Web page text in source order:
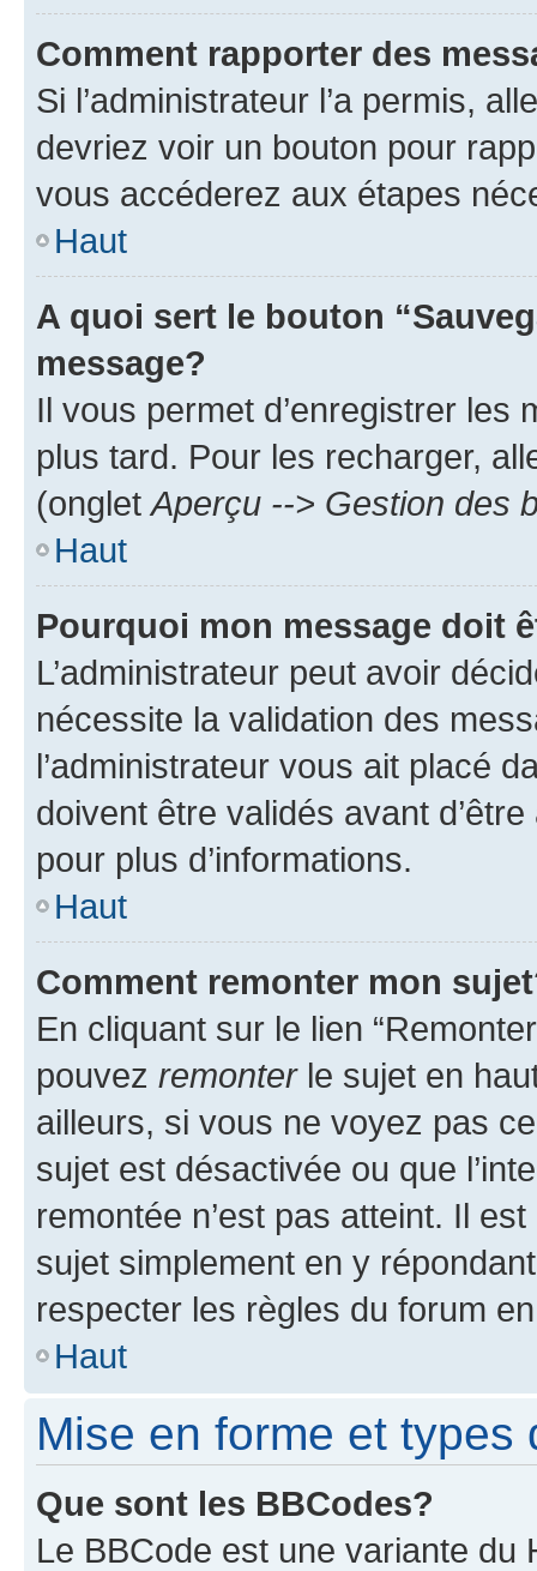
Comment rapporter des
Si l’administrateur l’a permis,
devriez voir un bouton pour
vous accéderez aux étapes
Haut
A quoi sert le bouton
message?
Il vous permet d’enregistrer
plus tard. Pour les recharger,
(onglet Aperçu --> Gestion des
Haut
Pourquoi mon message doit
L’administrateur peut avoir
nécessite la validation des
l’administrateur vous ait placé
doivent être validés avant
pour plus d’informations.
Haut
Comment remonter mon
En cliquant sur le lien
pouvez remonterle sujet en
ailleurs, si vous ne voyez pas
sujet est désactivée ou que
remontée n’est pas atteint. Il
sujet simplement en y
respecter les règles du forum
Haut
Mise en forme et types
Que sont les BBCodes?
Le BBCode est une variante du